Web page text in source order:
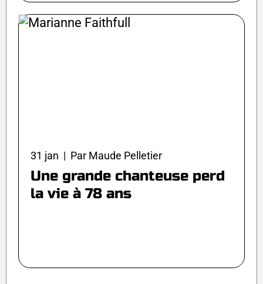
31 jan | Par Maude Pelletier
Une grande chanteuse perd
la vie à 78 ans